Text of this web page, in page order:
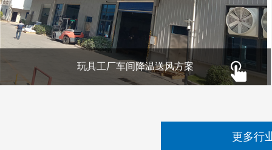
玩具工厂车间降温送风方案
更多行